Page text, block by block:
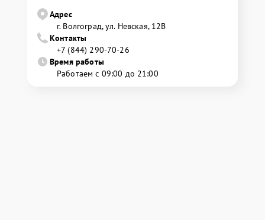
Адрес
г. Волгоград, ул. Невская, 12В
Контакты
+7 (844) 290-70-26
Время работы
Работаем с 09:00 до 21:00